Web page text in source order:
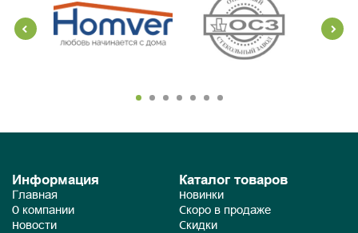
Информация
Главная
О компании
Новости
Каталог товаров
Новинки
Скоро в продаже
Скидки